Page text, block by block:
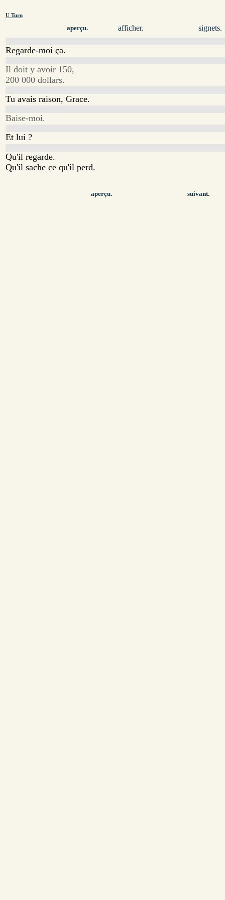
U Turn
aperçu. afficher. signets.
Regarde-moi ça.
Il doit y avoir 150,
200 000 dollars.
Tu avais raison, Grace.
Baise-moi.
Et lui ?
Qu'il regarde.
Qu'il sache ce qu'il perd.
aperçu. suivant.